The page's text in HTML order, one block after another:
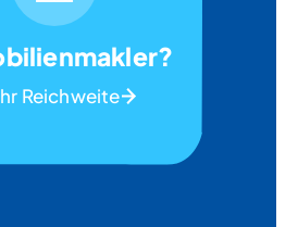
Reichweite